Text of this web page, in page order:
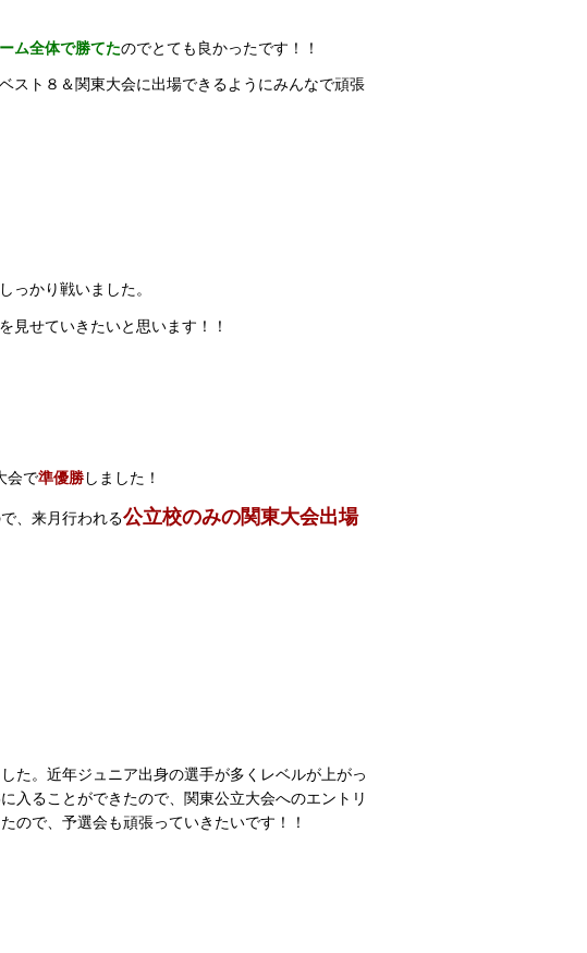
ム全体で勝てたのでとても良かったです！！
スト８＆関東大会に出場できるようにみんなで頑張
っかり戦いました。
見せていきたいと思います！！
会で準優勝しました！
、来月行われる公立校のみの関東大会出場
た。近年ジュニア出身の選手が多くレベルが上がっ
入ることができたので、関東公立大会へのエントリ
ので、予選会も頑張っていきたいです！！